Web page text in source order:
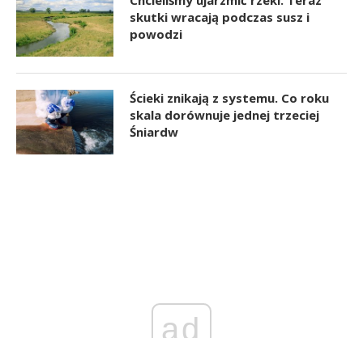
skutki wracają podczas susz i
powodzi
Ścieki znikają z systemu. Co roku
skala dorównuje jednej trzeciej
Śniardw
ad